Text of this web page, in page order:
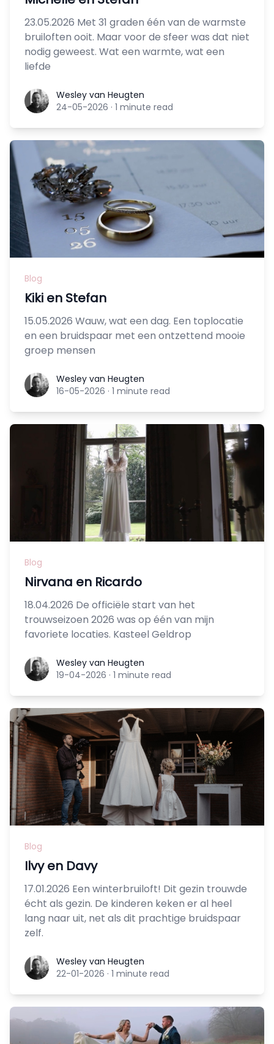
23.05.2026 Met 31 graden één van de warmste
bruiloften ooit. Maar voor de sfeer was dat niet
nodig geweest. Wat een warmte, wat een
liefde
Wesley van Heugten
Wesley van Heugten
24-05-2026 · 1 minute read
Blog
Kiki en Stefan
15.05.2026 Wauw, wat een dag. Een toplocatie
en een bruidspaar met een ontzettend mooie
groep mensen
Wesley van Heugten
Wesley van Heugten
16-05-2026 · 1 minute read
Blog
Nirvana en Ricardo
18.04.2026 De officiële start van het
trouwseizoen 2026 was op één van mijn
favoriete locaties. Kasteel Geldrop
Wesley van Heugten
Wesley van Heugten
19-04-2026 · 1 minute read
Blog
Ilvy en Davy
17.01.2026 Een winterbruiloft! Dit gezin trouwde
écht als gezin. De kinderen keken er al heel
lang naar uit, net als dit prachtige bruidspaar
zelf.
Wesley van Heugten
Wesley van Heugten
22-01-2026 · 1 minute read